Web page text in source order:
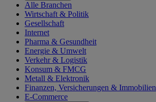
Alle Branchen
Wirtschaft & Politik
Gesellschaft
Internet
Pharma & Gesundheit
Energie & Umwelt
Verkehr & Logistik
Konsum & FMCG
Metall & Elektronik
Finanzen, Versicherungen & Immobilien
E-Commerce